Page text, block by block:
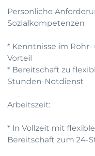
Personliche
Sozialkompetenzen
* Kenntnisse im Rohr-
Vorteil
* Bereitschaft zu
Stunden-Notdienst
Arbeitszeit:
* In Vollzeit mit
Bereitschaft zum 24-